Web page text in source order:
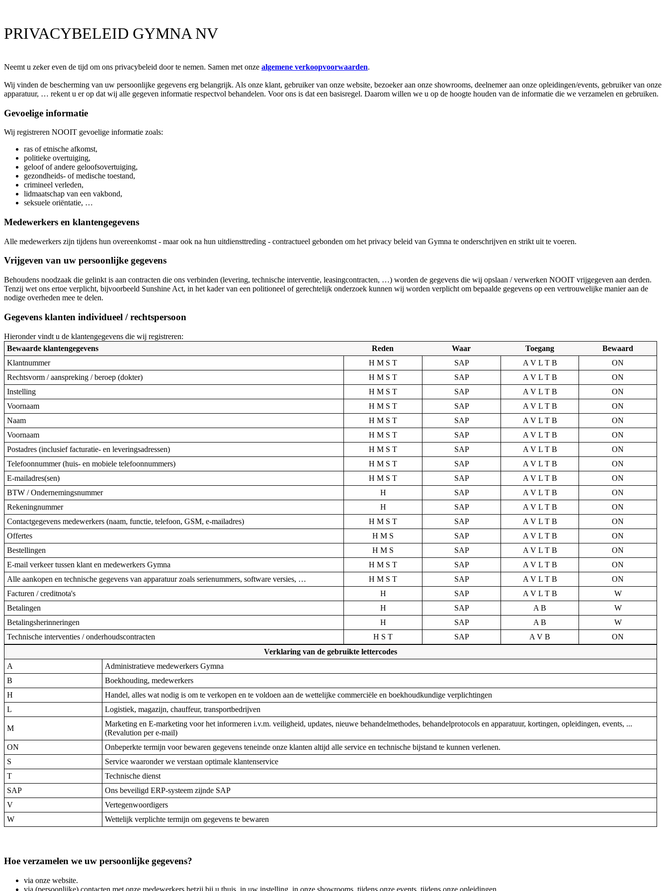
PRIVACYBELEID GYMNA NV
Neemt u zeker even de tijd om ons privacybeleid door te nemen. Samen met onze algemene verkoopvoorwaarden.
Wij vinden de bescherming van uw persoonlijke gegevens erg belangrijk. Als onze klant, gebruiker van onze website, bezoeker aan onze showrooms, deelnemer aan onze opleidingen/events, gebruiker van onze
apparatuur, … rekent u er op dat wij alle gegeven informatie respectvol behandelen. Voor ons is dat een basisregel. Daarom willen we u op de hoogte houden van de informatie die we verzamelen en gebruiken.
Gevoelige informatie
Wij registreren NOOIT gevoelige informatie zoals:
ras of etnische afkomst,
politieke overtuiging,
geloof of andere geloofsovertuiging,
gezondheids- of medische toestand,
crimineel verleden,
lidmaatschap van een vakbond,
seksuele oriëntatie, …
Medewerkers en klantengegevens
Alle medewerkers zijn tijdens hun overeenkomst - maar ook na hun uitdiensttreding - contractueel gebonden om het privacy beleid van Gymna te onderschrijven en strikt uit te voeren.
Vrijgeven van uw persoonlijke gegevens
Behoudens noodzaak die gelinkt is aan contracten die ons verbinden (levering, technische interventie, leasingcontracten, …) worden de gegevens die wij opslaan / verwerken NOOIT vrijgegeven aan derden.
Tenzij wet ons ertoe verplicht, bijvoorbeeld Sunshine Act, in het kader van een politioneel of gerechtelijk onderzoek kunnen wij worden verplicht om bepaalde gegevens op een vertrouwelijke manier aan de
nodige overheden mee te delen.
Gegevens klanten individueel / rechtspersoon
Hieronder vindt u de klantengegevens die wij registreren:
Bewaarde klantengegevens
Reden Waar Toegang
Bewaard
Klantnummer
H M S T SAP A V L T B
ON
Rechtsvorm / aanspreking / beroep (dokter)
H M S T SAP A V L T B
ON
Instelling
H M S T SAP A V L T B
ON
Voornaam
H M S T SAP A V L T B
ON
Naam
H M S T SAP A V L T B
ON
Voornaam
H M S T SAP A V L T B
ON
Postadres (inclusief facturatie- en leveringsadressen)
H M S T SAP A V L T B
ON
Telefoonnummer (huis- en mobiele telefoonnummers)
H M S T SAP A V L T B
ON
E-mailadres(sen)
H M S T SAP A V L T B
ON
BTW / Ondernemingsnummer
H SAP A V L T B
ON
Rekeningnummer
H SAP A V L T B
ON
Contactgegevens medewerkers (naam, functie, telefoon, GSM, e-mailadres)
H M S T SAP A V L T B
ON
Offertes
H M S SAP A V L T B
ON
Bestellingen
H M S SAP A V L T B
ON
E-mail verkeer tussen klant en medewerkers Gymna
H M S T SAP A V L T B
ON
Alle aankopen en technische gegevens van apparatuur zoals serienummers, software versies, …
H M S T SAP A V L T B
ON
Facturen / creditnota's
H SAP A V L T B
W
Betalingen
H SAP A B
W
Betalingsherinneringen
H SAP A B
W
Technische interventies / onderhoudscontracten
H S T SAP A V B
ON
Verklaring van de gebruikte lettercodes
A
Administratieve medewerkers Gymna
B
Boekhouding, medewerkers
H
Handel, alles wat nodig is om te verkopen en te voldoen aan de wettelijke commerciële en boekhoudkundige verplichtingen
L
Logistiek, magazijn, chauffeur, transportbedrijven
M
Marketing en E-marketing voor het informeren i.v.m. veiligheid, updates, nieuwe behandelmethodes, behandelprotocols en apparatuur, kortingen, opleidingen, events, ...
(Revalution per e-mail)
ON
Onbeperkte termijn voor bewaren gegevens teneinde onze klanten altijd alle service en technische bijstand te kunnen verlenen.
S
Service waaronder we verstaan optimale klantenservice
T
Technische dienst
SAP
Ons beveiligd ERP-systeem zijnde SAP
V
Vertegenwoordigers
W
Wettelijk verplichte termijn om gegevens te bewaren
Hoe verzamelen we uw persoonlijke gegevens?
via onze website.
via (persoonlijke) contacten met onze medewerkers hetzij bij u thuis, in uw instelling, in onze showrooms, tijdens onze events, tijdens onze opleidingen, …